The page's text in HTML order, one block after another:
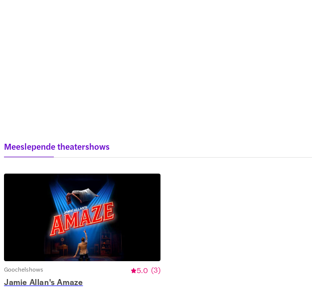
Meeslepende theatershows
Goochelshows 5.0 (3)
Jamie Allan's Amaze